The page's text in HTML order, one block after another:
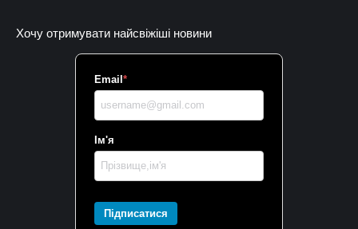
Хочу отримувати найсвіжіші новини
Email *
Ім'я
Підписатися